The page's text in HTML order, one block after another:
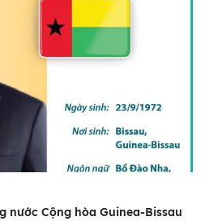
Cộng hòa Guinea-Bissau